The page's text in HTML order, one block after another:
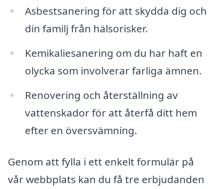
Asbestsanering för att skydda dig och
din familj från hälsorisker.
Kemikaliesanering om du har haft en
olycka som involverar farliga ämnen.
Renovering och återställning av
vattenskador för att återfå ditt hem
efter en översvämning.
Genom att fylla i ett enkelt formulär på
vår webbplats kan du få tre erbjudanden